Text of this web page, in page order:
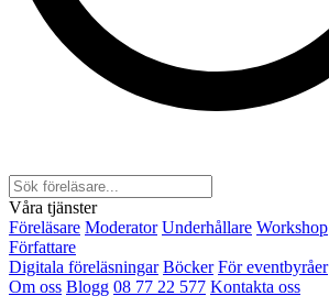
Våra tjänster
Föreläsare Moderator Underhållare Workshop
Författare
Digitala föreläsningar Böcker För eventbyråer
Om oss Blogg 08 77 22 577 Kontakta oss